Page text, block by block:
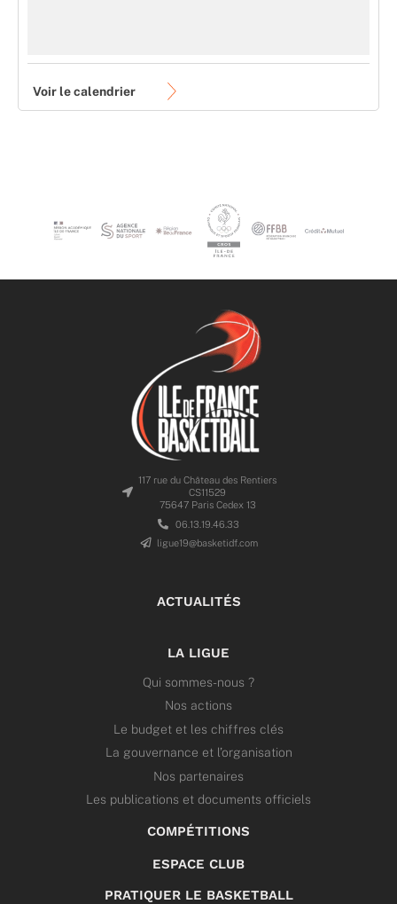
Voir le calendrier
117 rue du Château des Rentiers
CS11529
75647 Paris Cedex 13
06.13.19.46.33
ligue19@basketidf.com
ACTUALITÉS
LA LIGUE
Qui sommes-nous ?
Nos actions
Le budget et les chiffres clés
La gouvernance et l’organisation
Nos partenaires
Les publications et documents officiels
COMPÉTITIONS
ESPACE CLUB
PRATIQUER LE BASKETBALL